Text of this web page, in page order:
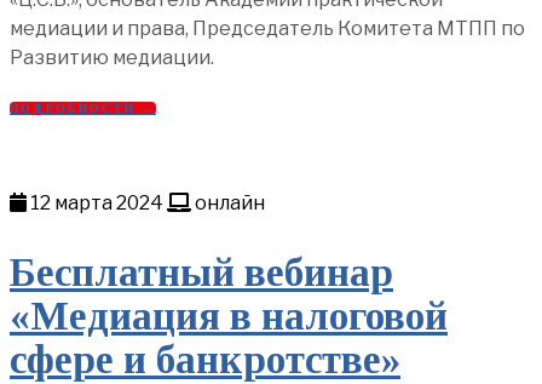
медиации и права, Председатель Комитета МТПП по
Развитию медиации.
ПОДРОБНОСТИ →
12 марта 2024 онлайн
Бесплатный вебинар
«Медиация в налоговой
сфере и банкротстве»